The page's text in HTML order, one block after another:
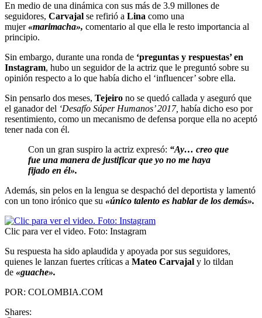
En medio de una dinámica con sus más de 3.9 millones de
seguidores, Carvajal se refirió a Lina como una
mujer«marimacha», comentario al que ella le resto importancia al
principio.
Sin embargo, durante una ronda de ‘preguntas y respuestas’ en
Instagram, hubo un seguidor de la actriz que le preguntó sobre su
opinión respecto a lo que había dicho el ‘influencer’ sobre ella.
Sin pensarlo dos meses, Tejeiro no se quedó callada y aseguró que
el ganador del ‘Desafío Súper Humanos’ 2017, había dicho eso por
resentimiento, como un mecanismo de defensa porque ella no aceptó
tener nada con él.
Con un gran suspiro la actriz expresó: “Ay… creo que
fue una manera de justificar que yo no me haya
fijado en él».
Además, sin pelos en la lengua se despachó del deportista y lamentó
con un tono irónico que su «único talento es hablar de los demás».
Clic para ver el video. Foto: Instagram
Su respuesta ha sido aplaudida y apoyada por sus seguidores,
quienes le lanzan fuertes críticas a Mateo Carvajal y lo tildan
de «guache».
POR: COLOMBIA.COM
Shares: